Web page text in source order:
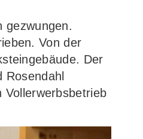
gezwungen.
Von der
Der